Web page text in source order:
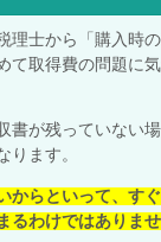
理士から「購入時
て取得費の問題に
書が残っていない
ります。
からといって、す
るわけではありませ